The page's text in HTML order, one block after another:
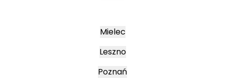
Mielec
Leszno
Poznań